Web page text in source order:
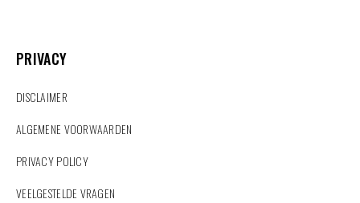
PRIVACY
DISCLAIMER
ALGEMENE VOORWAARDEN
PRIVACY POLICY
VEELGESTELDE VRAGEN